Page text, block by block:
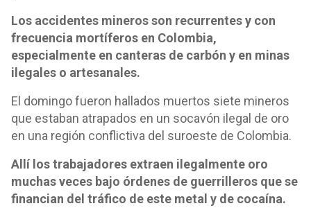
Los accidentes mineros son recurrentes y con
frecuencia mortíferos en Colombia,
especialmente en canteras de carbón y en minas
ilegales o artesanales.
El domingo fueron hallados muertos siete mineros
que estaban atrapados en un socavón ilegal de oro
en una región conflictiva del suroeste de Colombia.
Allí los trabajadores extraen ilegalmente oro
muchas veces bajo órdenes de guerrilleros que se
financian del tráfico de este metal y de cocaína.